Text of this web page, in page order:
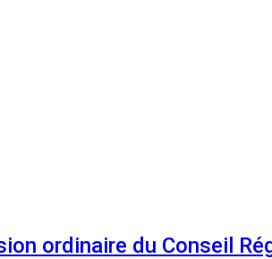
ordinaire du Conseil